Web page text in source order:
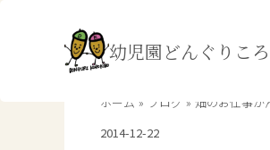
幼児園どんぐりこ
ホーム ブログ
畑のお仕事が
2014-12-22